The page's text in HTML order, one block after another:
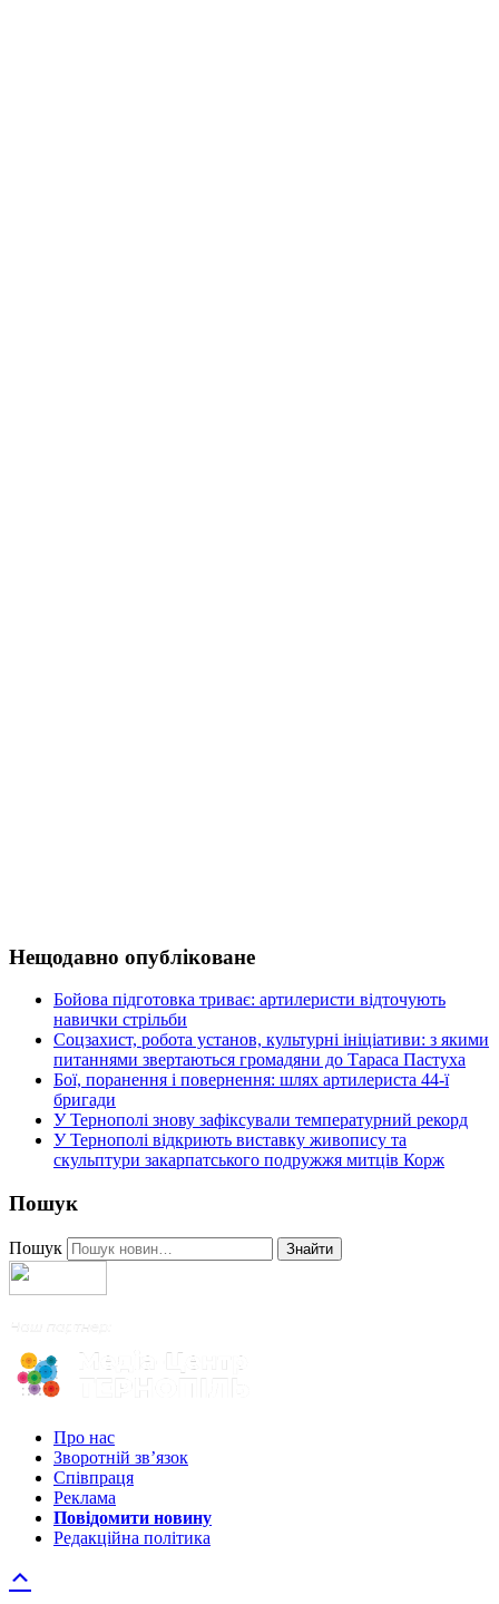
Нещодавно опубліковане
Бойова підготовка триває: артилеристи відточують
навички стрільби
Соцзахист, робота установ, культурні ініціативи: з якими
питаннями звертаються громадяни до Тараса Пастуха
Бої, поранення і повернення: шлях артилериста 44-ї
бригади
У Тернополі знову зафіксували температурний рекорд
У Тернополі відкриють виставку живопису та
скульптури закарпатського подружжя митців Корж
Пошук
Пошук Знайти
Про нас
Зворотній зв’язок
Співпраця
Реклама
Повідомити новину
Редакційна політика